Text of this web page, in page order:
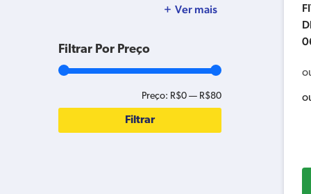
Ver mais
Filtrar Por Preço
Filtrar
Preço: R$0 — R$80